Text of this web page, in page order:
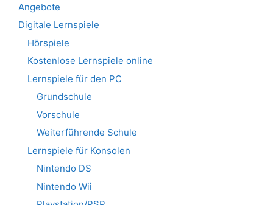
Angebote
Digitale Lernspiele
Hörspiele
Kostenlose Lernspiele online
Lernspiele für den PC
Grundschule
Vorschule
Weiterführende Schule
Lernspiele für Konsolen
Nintendo DS
Nintendo Wii